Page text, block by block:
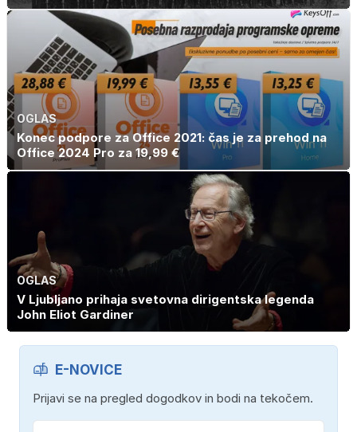
OGLAS
Konec podpore za Office 2021: čas je za prehod na
Office 2024 Pro za 19,99 €
OGLAS
V Ljubljano prihaja svetovna dirigentska legenda
John Eliot Gardiner
E-NOVICE
Prijavi se na pregled dogodkov in bodi na tekočem.